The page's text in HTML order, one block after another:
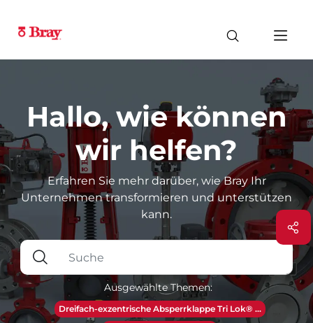
Hallo, wie können
wir helfen?
Erfahren Sie mehr darüber, wie Bray Ihr
Unternehmen transformieren und unterstützen
kann.
Ausgewählte Themen:
Dreifach-exzentrische Absperrklappe Tri Lok® ...